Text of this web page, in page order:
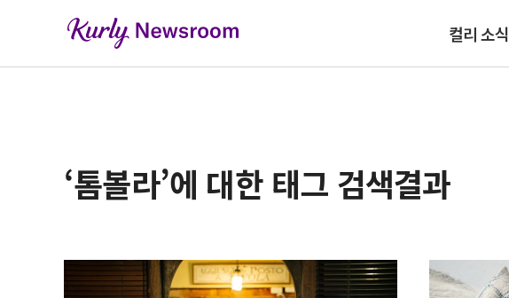
컬리 소식
‘톰볼라’에 대한 태그 검색결과